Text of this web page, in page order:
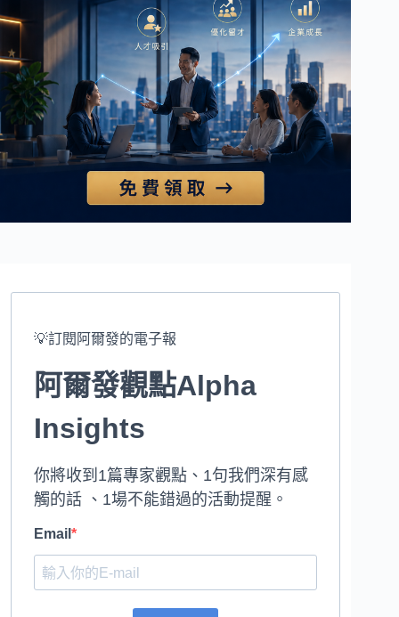
💡訂閱阿爾發的電子報
阿爾發觀點Alpha
Insights
你將收到1篇專家觀點、1句我們深有感
觸的話 、1場不能錯過的活動提醒。
Email